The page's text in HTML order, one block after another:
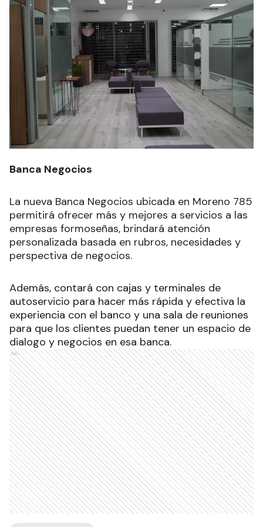
Banca Negocios
La nueva Banca Negocios ubicada en Moreno 785
permitirá ofrecer más y mejores a servicios a las
empresas formoseñas, brindará atención
personalizada basada en rubros, necesidades y
perspectiva de negocios.
Además, contará con cajas y terminales de
autoservicio para hacer más rápida y efectiva la
experiencia con el banco y una sala de reuniones
para que los clientes puedan tener un espacio de
dialogo y negocios en esa banca.
Ads